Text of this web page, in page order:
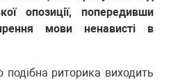
опозиції, попередивши
мови ненависті в
риторика виходить